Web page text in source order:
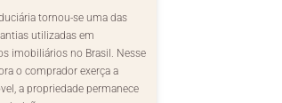
tornou-se uma das
utilizadas em
imobiliários no Brasil. Nesse
o comprador exerça a
a propriedade permanece